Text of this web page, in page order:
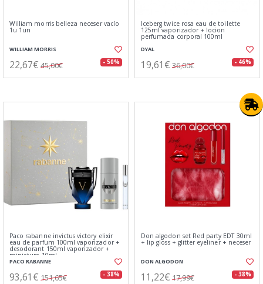
William morris belleza neceser vacío
1u 1un
WILLIAM MORRIS
22,67€ 45,00€ - 50%
Iceberg twice rosa eau de toilette
125ml vaporizador + locion
perfumada corporal 100ml
DYAL
19,61€ 36,00€ - 46%
Paco rabanne invictus victory elixir
eau de parfum 100ml vaporizador +
desodorant 150ml vaporizador +
miniatura 10ml
PACO RABANNE
93,61€ 151,65€ - 38%
Don algodon set Red party EDT 30ml
+ lip gloss + glitter eyeliner + neceser
DON ALGODON
11,22€ 17,99€ - 38%